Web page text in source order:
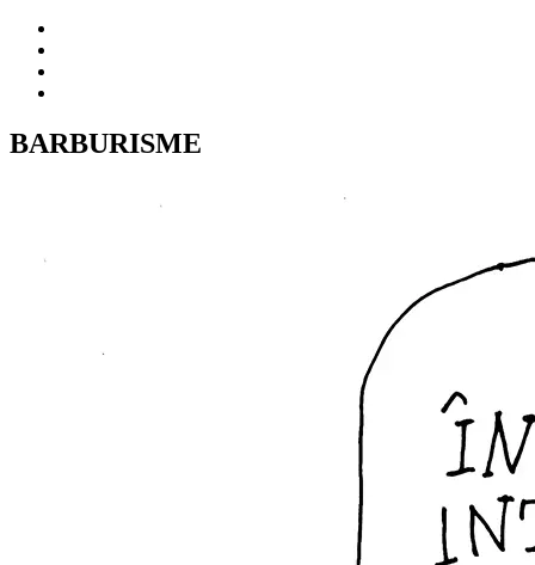
BARBURISME